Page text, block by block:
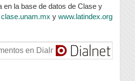
en la base de datos de Clase y
clase.unam.mx y www.latindex.org